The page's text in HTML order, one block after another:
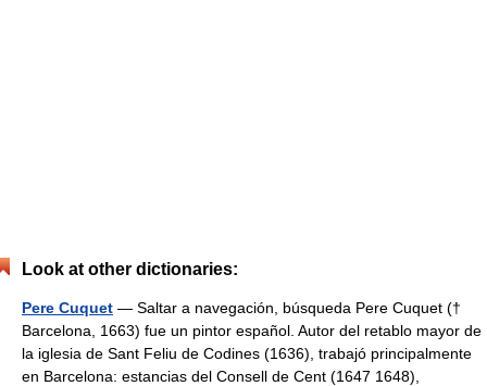
Look at other dictionaries:
Pere Cuquet — Saltar a navegación, búsqueda Pere Cuquet (†
Barcelona, 1663) fue un pintor español. Autor del retablo mayor de
la iglesia de Sant Feliu de Codines (1636), trabajó principalmente
en Barcelona: estancias del Consell de Cent (1647 1648),